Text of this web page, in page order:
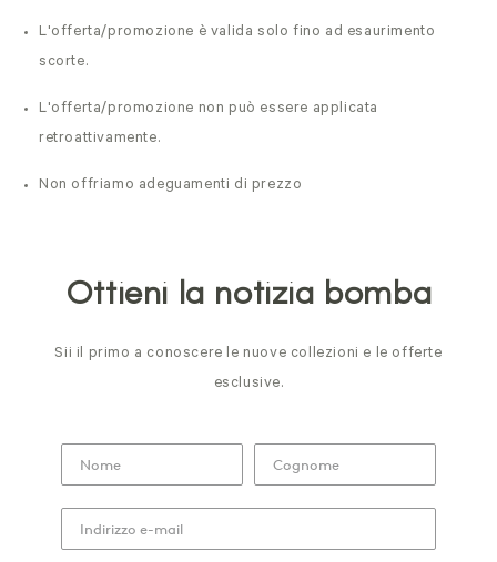
L'offerta/promozione è valida solo fino ad esaurimento
scorte.
L'offerta/promozione non può essere applicata
retroattivamente.
Non offriamo adeguamenti di prezzo
Ottieni la notizia bomba
Sii il primo a conoscere le nuove collezioni e le offerte
esclusive.